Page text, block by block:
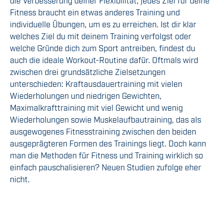
Fitness braucht ein etwas anderes Training und
individuelle Übungen, um es zu erreichen. Ist dir klar
welches Ziel du mit deinem Training verfolgst oder
welche Gründe dich zum Sport antreiben, findest du
auch die ideale Workout-Routine dafür. Oftmals wird
zwischen drei grundsätzliche Zielsetzungen
unterschieden: Kraftausdauertraining mit vielen
Wiederholungen und niedrigen Gewichten,
Maximalkrafttraining mit viel Gewicht und wenig
Wiederholungen sowie Muskelaufbautraining, das als
ausgewogenes Fitnesstraining zwischen den beiden
ausgeprägteren Formen des Trainings liegt. Doch kann
man die Methoden für Fitness und Training wirklich so
einfach pauschalisieren? Neuen Studien zufolge eher
nicht.